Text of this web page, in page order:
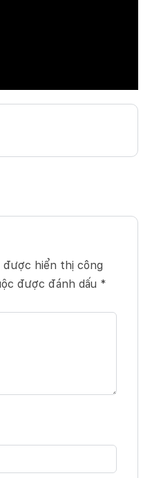
được hiển thị công
được đánh dấu *